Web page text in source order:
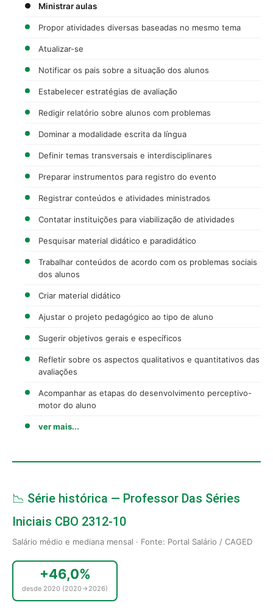
Ministrar aulas
Propor atividades diversas baseadas no mesmo tema
Atualizar-se
Notificar os pais sobre a situação dos alunos
Estabelecer estratégias de avaliação
Redigir relatório sobre alunos com problemas
Dominar a modalidade escrita da língua
Definir temas transversais e interdisciplinares
Preparar instrumentos para registro do evento
Registrar conteúdos e atividades ministrados
Contatar instituições para viabilização de atividades
Pesquisar material didático e paradidático
Trabalhar conteúdos de acordo com os problemas sociais
dos alunos
Criar material didático
Ajustar o projeto pedagógico ao tipo de aluno
Sugerir objetivos gerais e específicos
Refletir sobre os aspectos qualitativos e quantitativos das
avaliações
Acompanhar as etapas do desenvolvimento perceptivo-
motor do aluno
ver mais...
📉 Série histórica — Professor Das Séries
Iniciais CBO 2312-10
Salário médio e mediana mensal · Fonte: Portal Salário / CAGED
+46,0%
desde 2020 (2020→2026)